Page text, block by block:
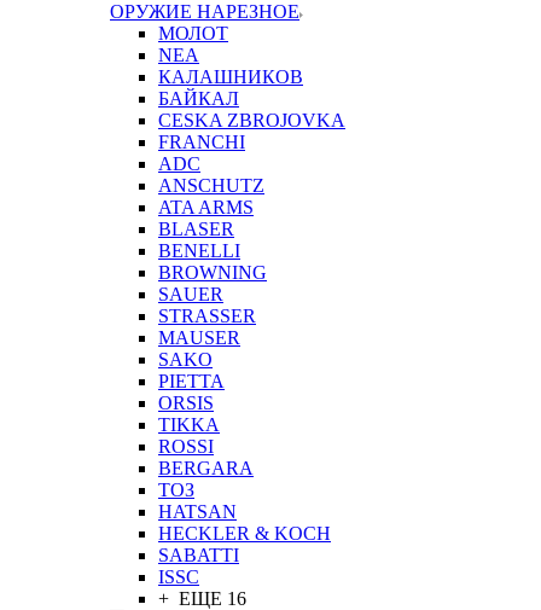
ОРУЖИЕ НАРЕЗНОЕ
МОЛОТ
NEA
КАЛАШНИКОВ
БАЙКАЛ
CESKA ZBROJOVKA
FRANCHI
ADC
ANSCHUTZ
ATA ARMS
BLASER
BENELLI
BROWNING
SAUER
STRASSER
MAUSER
SAKO
PIETTA
ORSIS
TIKKA
ROSSI
BERGARA
ТОЗ
HATSAN
HECKLER & KOCH
SABATTI
ISSC
+ ЕЩЕ 16